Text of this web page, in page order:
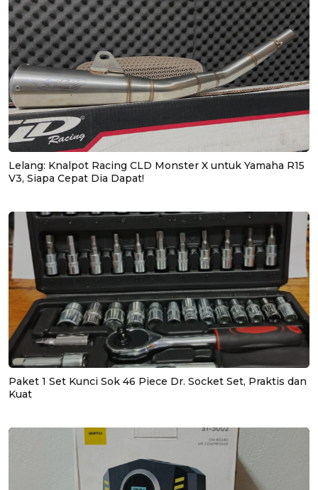
Lelang: Knalpot Racing CLD Monster X untuk Yamaha R15
V3, Siapa Cepat Dia Dapat!
Paket 1 Set Kunci Sok 46 Piece Dr. Socket Set, Praktis dan
Kuat